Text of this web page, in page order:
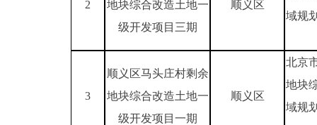
2
地块综合改造土地一
级开发项目三期
顺义区
域规
3
顺义区马头庄村剩余
地块综合改造土地一
级开发项目一期
顺义区
北京
地块
域规